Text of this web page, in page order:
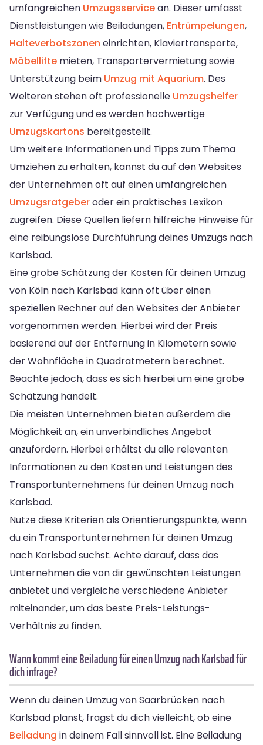
umfangreichen Umzugsservicean. Dieser umfasst
Dienstleistungen wie Beiladungen, Entrümpelungen,
Halteverbotszonen einrichten, Klaviertransporte,
Möbellifte mieten, Transportervermietung sowie
Unterstützung beim Umzug mit Aquarium. Des
Weiteren stehen oft professionelle Umzugshelfer
zur Verfügung und es werden hochwertige
Umzugskartons bereitgestellt.
Um weitere Informationen und Tipps zum Thema
Umziehen zu erhalten, kannst du auf den Websites
der Unternehmen oft auf einen umfangreichen
Umzugsratgeberoder ein praktisches Lexikon
zugreifen. Diese Quellen liefern hilfreiche Hinweise für
eine reibungslose Durchführung deines Umzugs nach
Karlsbad.
Eine grobe Schätzung der Kosten für deinen Umzug
von Köln nach Karlsbad kann oft über einen
speziellen Rechner auf den Websites der Anbieter
vorgenommen werden. Hierbei wird der Preis
basierend auf der Entfernung in Kilometern sowie
der Wohnfläche in Quadratmetern berechnet.
Beachte jedoch, dass es sich hierbei um eine grobe
Schätzung handelt.
Die meisten Unternehmen bieten außerdem die
Möglichkeit an, ein unverbindliches Angebot
anzufordern. Hierbei erhältst du alle relevanten
Informationen zu den Kosten und Leistungen des
Transportunternehmens für deinen Umzug nach
Karlsbad.
Nutze diese Kriterien als Orientierungspunkte, wenn
du ein Transportunternehmen für deinen Umzug
nach Karlsbad suchst. Achte darauf, dass das
Unternehmen die von dir gewünschten Leistungen
anbietet und vergleiche verschiedene Anbieter
miteinander, um das beste Preis-Leistungs-
Verhältnis zu finden.
Wann kommt eine Beiladung für einen Umzug nach Karlsbad für
dich infrage?
Wenn du deinen Umzug von Saarbrücken nach
Karlsbad planst, fragst du dich vielleicht, ob eine
Beiladung in deinem Fall sinnvoll ist. Eine Beiladung